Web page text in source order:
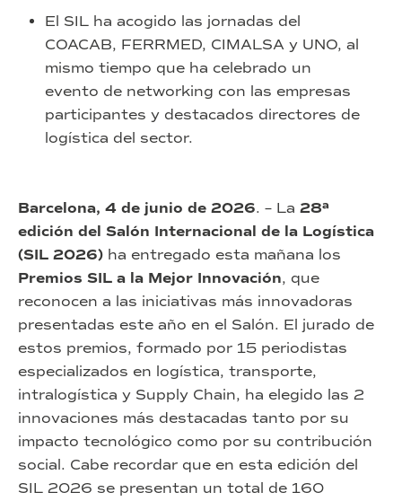
El SIL ha acogido las jornadas del
COACAB, FERRMED, CIMALSA y UNO, al
mismo tiempo que ha celebrado un
evento de networking con las empresas
participantes y destacados directores de
logística del sector.
Barcelona, 4 de junio de 2026. – La 28ª
edición del Salón Internacional de la Logística
(SIL 2026) ha entregado esta mañana los
Premios SIL a la Mejor Innovación, que
reconocen a las iniciativas más innovadoras
presentadas este año en el Salón. El jurado de
estos premios, formado por 15 periodistas
especializados en logística, transporte,
intralogística y Supply Chain, ha elegido las 2
innovaciones más destacadas tanto por su
impacto tecnológico como por su contribución
social. Cabe recordar que en esta edición del
SIL 2026 se presentan un total de 160